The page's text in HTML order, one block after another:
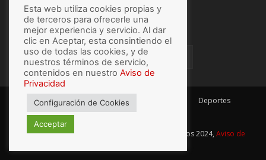
SÍGUENOS
México Mundo Economía
Deportes
Espectaculos
© Hecho con por N24.mx, Derechos Reservados 2024, Aviso de
Esta web utiliza cookies propias y
de terceros para ofrecerle una
mejor experiencia y servicio. Al dar
clic en Aceptar, esta consintiendo el
uso de todas las cookies, y de
nuestros términos de servicio,
contenidos en nuestro Aviso de
Privacidad
Configuración de Cookies
Acceptar